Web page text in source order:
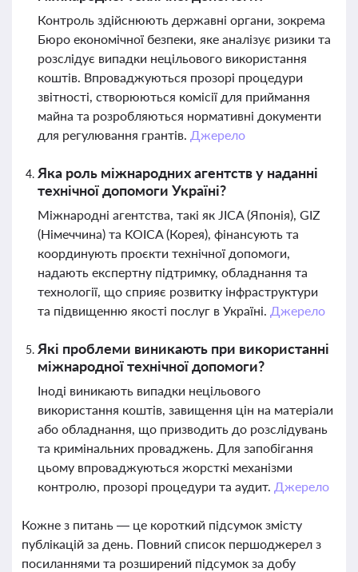
Контроль здійснюють державні органи, зокрема
Бюро економічної безпеки, яке аналізує ризики та
розслідує випадки нецільового використання
коштів. Впроваджуються прозорі процедури
звітності, створюються комісії для приймання
майна та розробляються нормативні документи
для регулювання грантів. Джерело
Яка роль міжнародних агентств у наданні
технічної допомоги Україні?
Міжнародні агентства, такі як JICA (Японія), GIZ
(Німеччина) та KOICA (Корея), фінансують та
координують проєкти технічної допомоги,
надають експертну підтримку, обладнання та
технології, що сприяє розвитку інфраструктури
та підвищенню якості послуг в Україні. Джерело
Які проблеми виникають при використанні
міжнародної технічної допомоги?
Іноді виникають випадки нецільового
використання коштів, завищення цін на матеріали
або обладнання, що призводить до розслідувань
та кримінальних проваджень. Для запобігання
цьому впроваджуються жорсткі механізми
контролю, прозорі процедури та аудит. Джерело
Кожне з питань — це короткий підсумок змісту
публікацій за день. Повний список першоджерел з
посиланнями та розширений підсумок за добу